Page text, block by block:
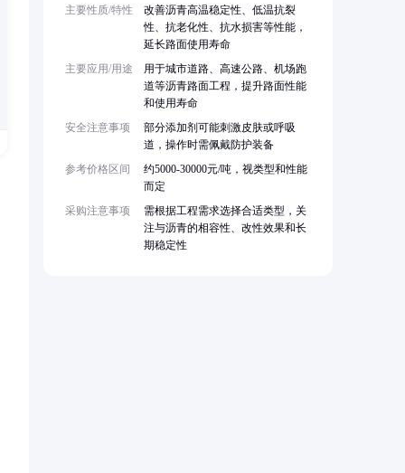
主要性质/特性
改善沥青高温稳定性、低温抗裂
性、抗老化性、抗水损害等性能，
延长路面使用寿命
主要应用/用途
用于城市道路、高速公路、机场跑
道等沥青路面工程，提升路面性能
和使用寿命
安全注意事项
部分添加剂可能刺激皮肤或呼吸
道，操作时需佩戴防护装备
参考价格区间
约5000-30000元/吨，视类型和性能
而定
采购注意事项
需根据工程需求选择合适类型，关
注与沥青的相容性、改性效果和长
期稳定性